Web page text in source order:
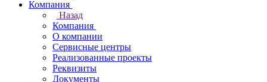
Компания
Назад
Компания
О компании
Сервисные центры
Реализованные проекты
Реквизиты
Документы